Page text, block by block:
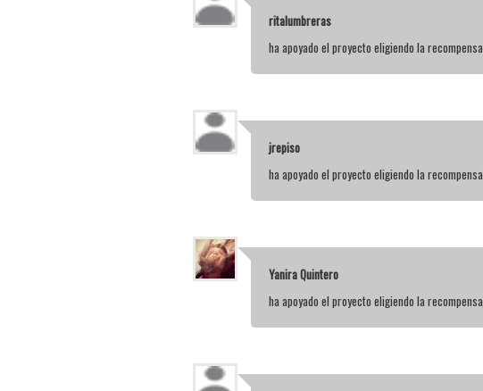
ritalumbreras
ha apoyado el proyecto eligiendo la recompensa
jrepiso
ha apoyado el proyecto eligiendo la recompensa
Yanira Quintero
ha apoyado el proyecto eligiendo la recompensa